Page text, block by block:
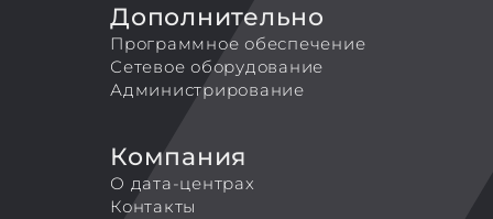
Дополнительно
Программное обеспечение
Сетевое оборудование
Администрирование
Компания
О дата-центрах
Контакты